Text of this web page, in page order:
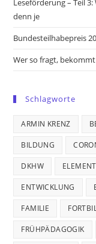
denn je
Bundesteilhabepreis
Wer so fragt,
Schlagworte
ARMIN KRENZ
BILDUNG
DKHW
ENTWICKLUNG
FAMILIE
FRÜHPÄDAGOGIK